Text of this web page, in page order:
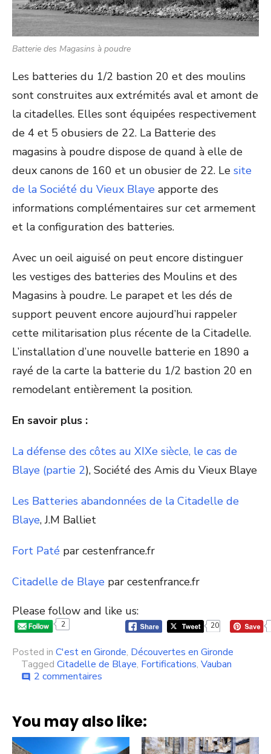
Batterie des Magasins à poudre
Les batteries du 1/2 bastion 20 et des moulins
sont construites aux extrémités aval et amont de
la citadelles. Elles sont équipées respectivement
de 4 et 5 obusiers de 22. La Batterie des
magasins à poudre dispose de quand à elle de
deux canons de 160 et un obusier de 22. Le site
de la Société du Vieux Blaye apporte des
informations complémentaires sur cet armement
et la configuration des batteries.
Avec un oeil aiguisé on peut encore distinguer
les vestiges des batteries des Moulins et des
Magasins à poudre. Le parapet et les dés de
support peuvent encore aujourd’hui rappeler
cette militarisation plus récente de la Citadelle.
L’installation d’une nouvelle batterie en 1890 a
rayé de la carte la batterie du 1/2 bastion 20 en
remodelant entièrement la position.
En savoir plus :
La défense des côtes au XIXe siècle, le cas de
Blaye (partie 2), Société des Amis du Vieux Blaye
Les Batteries abandonnées de la Citadelle de
Blaye, J.M Balliet
Fort Paté par cestenfrance.fr
Citadelle de Blaye par cestenfrance.fr
Please follow and like us:
2 20
Posted in C'est en Gironde, Découvertes en Gironde
Tagged Citadelle de Blaye, Fortifications, Vauban
comment 2 commentaires
oubliées
de
la
Citadelle
You may also like: